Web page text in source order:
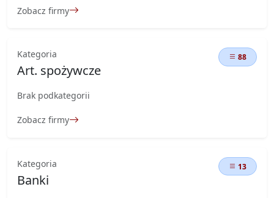
Zobacz firmy
Kategoria
Art. spożywcze
88
Brak podkategorii
Zobacz firmy
Kategoria
Banki
13